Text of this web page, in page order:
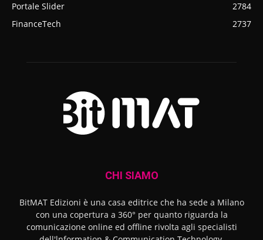
Portale Slider
2784
FinanceTech
2737
CHI SIAMO
BitMAT Edizioni è una casa editrice che ha sede a Milano
con una copertura a 360° per quanto riguarda la
comunicazione online ed offline rivolta agli specialisti